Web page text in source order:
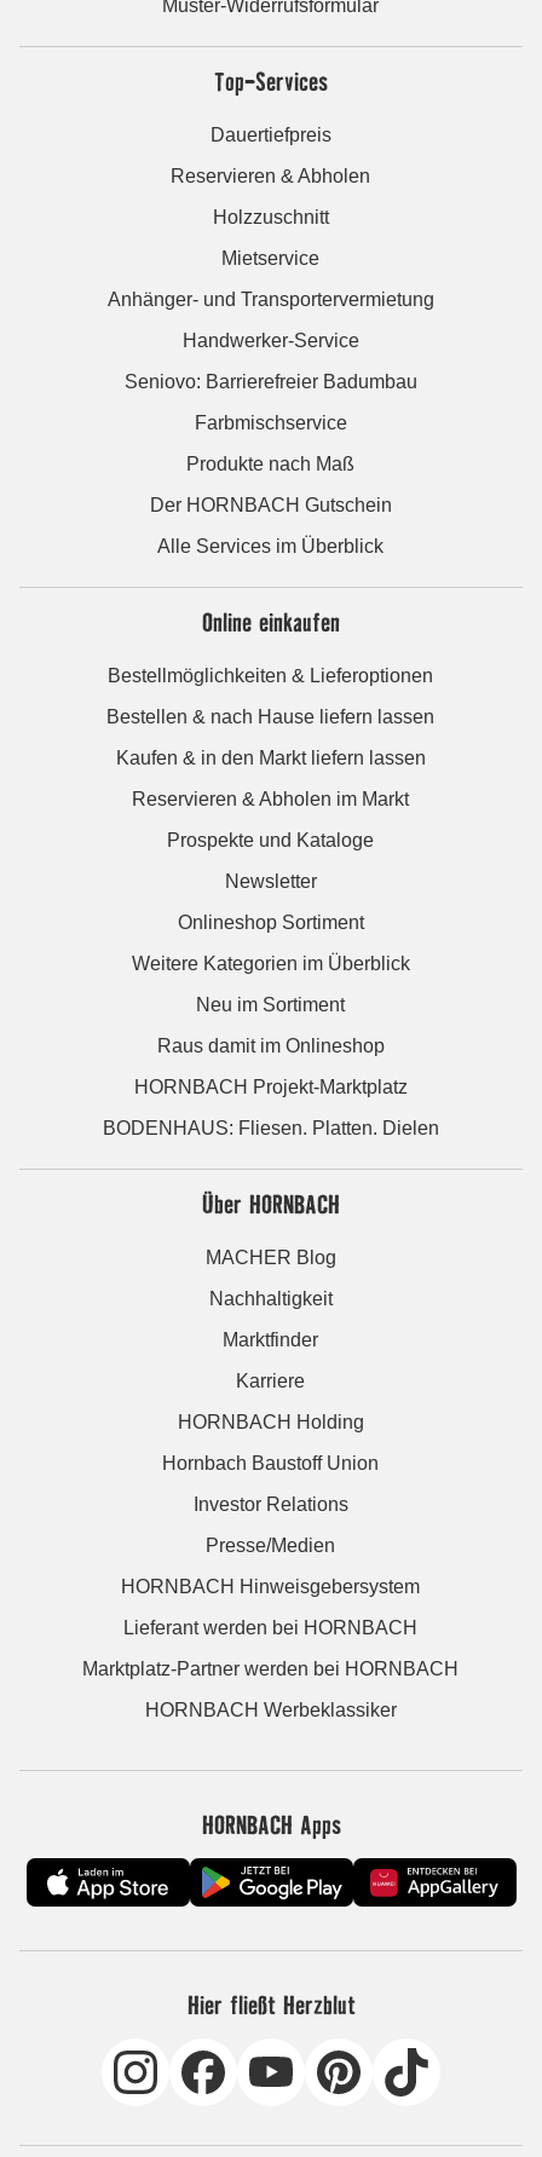
Muster-Widerrufsformular
Top-Services
Dauertiefpreis
Reservieren & Abholen
Holzzuschnitt
Mietservice
Anhänger- und Transportervermietung
Handwerker-Service
Seniovo: Barrierefreier Badumbau
Farbmischservice
Produkte nach Maß
Der HORNBACH Gutschein
Alle Services im Überblick
Online einkaufen
Bestellmöglichkeiten & Lieferoptionen
Bestellen & nach Hause liefern lassen
Kaufen & in den Markt liefern lassen
Reservieren & Abholen im Markt
Prospekte und Kataloge
Newsletter
Onlineshop Sortiment
Weitere Kategorien im Überblick
Neu im Sortiment
Raus damit im Onlineshop
HORNBACH Projekt-Marktplatz
BODENHAUS: Fliesen. Platten. Dielen
Über HORNBACH
MACHER Blog
Nachhaltigkeit
Marktfinder
Karriere
HORNBACH Holding
Hornbach Baustoff Union
Investor Relations
Presse/Medien
HORNBACH Hinweisgebersystem
Lieferant werden bei HORNBACH
Marktplatz-Partner werden bei HORNBACH
HORNBACH Werbeklassiker
HORNBACH Apps
Hier fließt Herzblut